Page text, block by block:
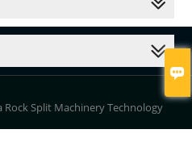

Split Machinery Technology